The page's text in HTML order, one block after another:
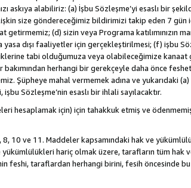
askıya alabiliriz: (a) İşbu Sözleşme’yi esaslı bir
size göndereceğimiz bildirimizi takip eden 7 gün
(d) sizin veya Programa katılımınızın
yasa dışı faaliyetler için gerçekleştirilmesi; (f)
tabi olduğumuza veya olabileceğimize kanaat
herhangi bir gerekçeyle daha önce
Şüpheye mahal vermemek adına ve yukarıdaki (a)
işbu Sözleşme’nin esaslı bir ihlali sayılacaktır.
hesaplamak için) için tahakkuk etmiş ve
10 ve 11. Maddeler kapsamındaki hak ve
hariç olmak üzere, tarafların tüm hak
feshi, taraflardan herhangi birini, fesih öncesinde